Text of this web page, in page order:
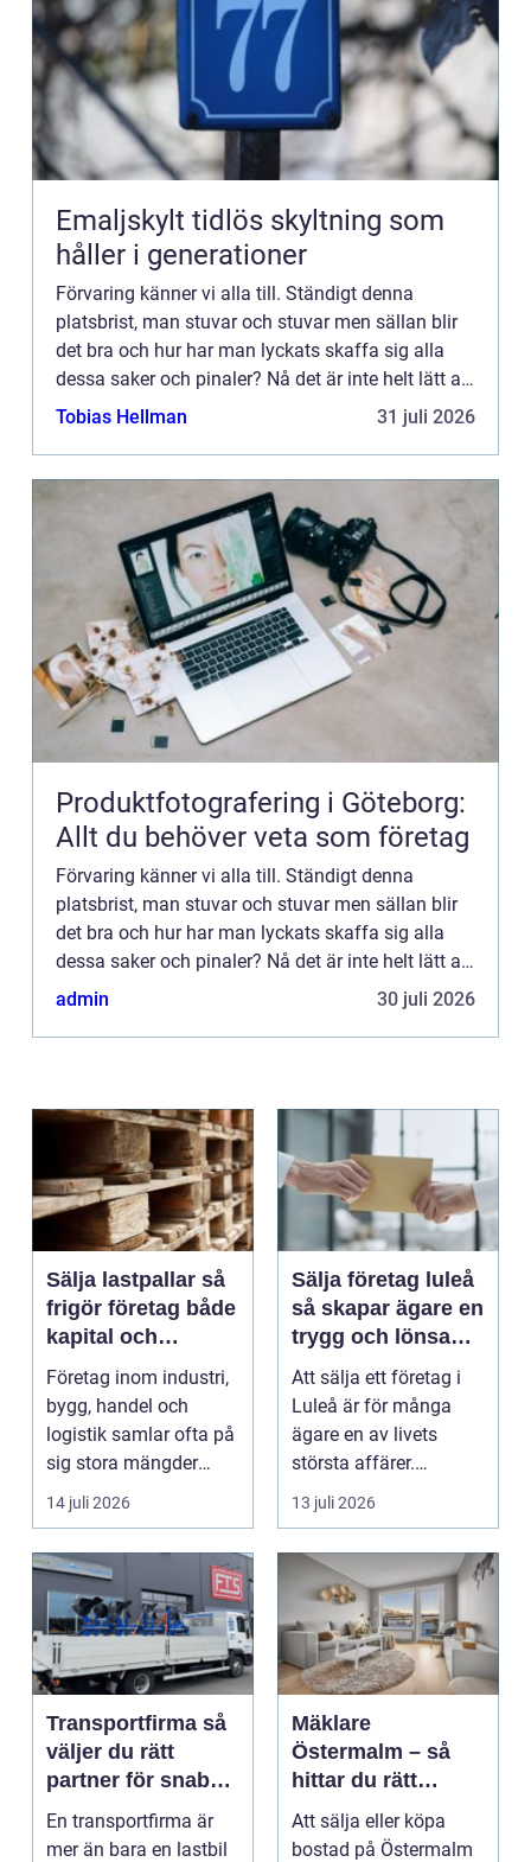
Emaljskylt tidlös skyltning som
håller i generationer
Förvaring känner vi alla till. Ständigt denna
platsbrist, man stuvar och stuvar men sällan blir
det bra och hur har man lyckats skaffa sig alla
dessa saker och pinaler? Nå det är inte helt lätt att
svara på. ...
Tobias Hellman 31 juli 2026
Produktfotografering i Göteborg:
Allt du behöver veta som företag
Förvaring känner vi alla till. Ständigt denna
platsbrist, man stuvar och stuvar men sällan blir
det bra och hur har man lyckats skaffa sig alla
dessa saker och pinaler? Nå det är inte helt lätt att
svara på. ...
admin 30 juli 2026
Sälja lastpallar så
frigör företag både
kapital och
lagerutrymme
Företag inom industri,
bygg, handel och
logistik samlar ofta på
sig stora mängder
lastpallar. De tar...
14 juli 2026
Sälja företag luleå
så skapar ägare en
trygg och lönsam
affär
Att sälja ett företag i
Luleå är för många
ägare en av livets
största affärer.
Beslutet rymmer både
13 juli 2026
Transportfirma så
väljer du rätt
partner för snabba
och trygga
leveranser
En transportfirma är
mer än bara en lastbil
Mäklare
Östermalm – så
hittar du rätt
kompetens för din
bostadsaffär
Att sälja eller köpa
bostad på Östermalm